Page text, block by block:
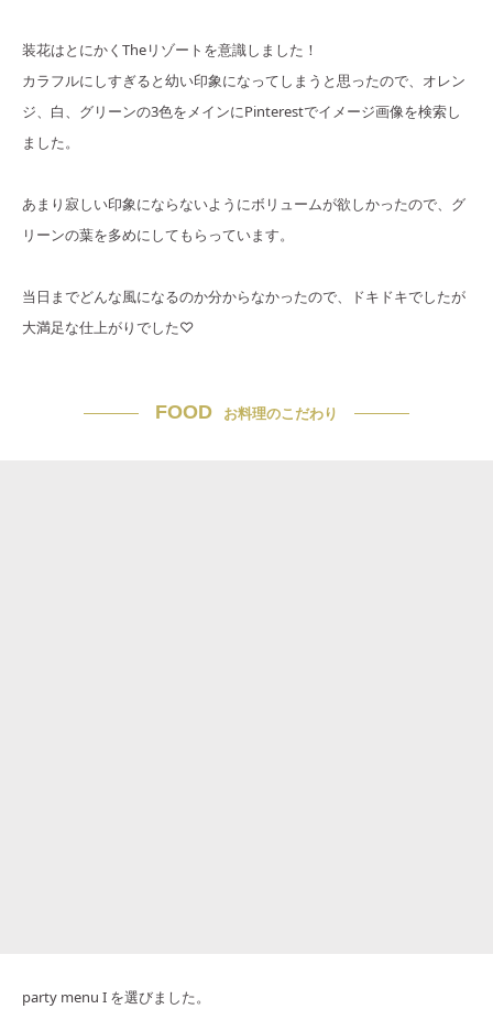
装花はとにかくTheリゾートを意識しました！
カラフルにしすぎると幼い印象になってしまうと思ったので、オレン
ジ、白、グリーンの3色をメインにPinterestでイメージ画像を検索し
ました。
あまり寂しい印象にならないようにボリュームが欲しかったので、グ
リーンの葉を多めにしてもらっています。
当日までどんな風になるのか分からなかったので、ドキドキでしたが
大満足な仕上がりでした♡
FOOD お料理のこだわり
party menu I を選びました。